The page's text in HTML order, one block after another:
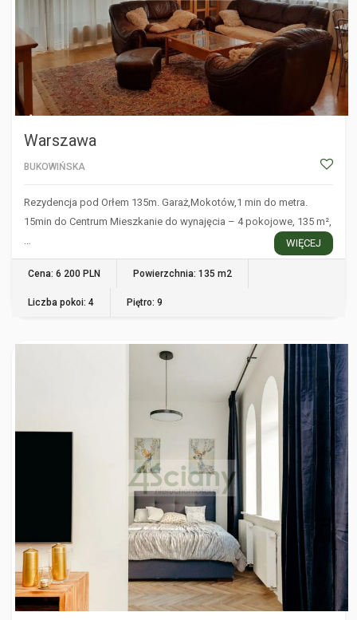
Warszawa
BUKOWIŃSKA
Rezydencja pod Orłem 135m. Garaż,Mokotów,1 min do metra.
15min do Centrum Mieszkanie do wynajęcia – 4 pokojowe, 135 m²,
…
WIĘCEJ
Cena: 6 200 PLN Powierzchnia: 135 m2
Liczba pokoi: 4 Piętro: 9